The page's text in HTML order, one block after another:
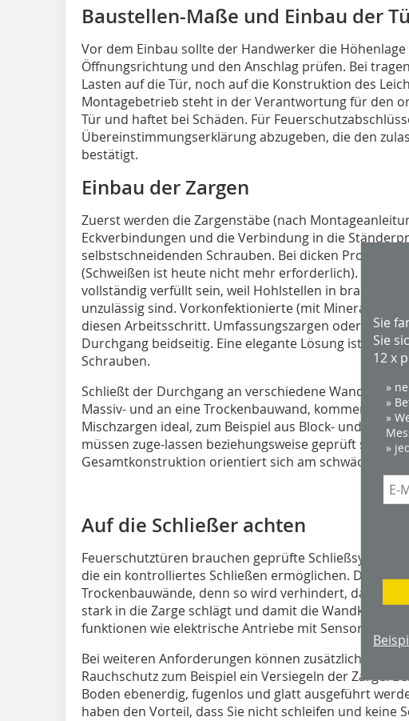
Baustellen-Maße und Einbau der
Vor dem Einbau sollte der Handwerker die Höhenlage
Öffnungsrichtung und den Anschlag prüfen. Bei
Lasten auf die Tür, noch auf die Konstruktion des
Montagebetrieb steht in der Verantwortung für den
Tür und haftet bei Schäden. Für
Übereinstimmungserklärung abzugeben, die den
bestätigt.
Einbau der Zargen
Zuerst werden die Zargenstäbe (nach
Eckverbindungen und die Verbindung in die
selbstschneidenden Schrauben. Bei dicken Profilen
(Schweißen ist heute nicht mehr erforderlich). Die
vollständig verfüllt sein, weil Hohlstellen in
unzulässig sind. Vorkonfektionierte (mit Mineralwolle
diesen Arbeitsschritt. Umfassungszargen oder Eck-
Durchgang beidseitig. Eine elegante Lösung ist die
Schrauben.
Schließt der Durchgang an verschiedene Wandtypen
Massiv- und an eine Trockenbauwand, kommen
Mischzargen ideal, zum Beispiel aus Block- und Eck-/
müssen zuge-lassen beziehungsweise geprüft sein
Gesamtkonstruktion orientiert sich am schwächsten
Auf die Schließer achten
Feuerschutztüren brauchen geprüfte
die ein kontrolliertes Schließen ermöglichen. Das gilt
Trockenbauwände, denn so wird verhindert, dass
stark in die Zarge schlägt und damit die
funktionen wie elektrische Antriebe mit Sensoren sind
Bei weiteren Anforderungen können zusätzliche
Rauchschutz zum Beispiel ein Versiegeln der Zarge.
Boden ebenerdig, fugenlos und glatt ausgeführt
haben den Vorteil, dass Sie nicht schleifen und keine
Sie
Sie
12 x
»
»
»
»